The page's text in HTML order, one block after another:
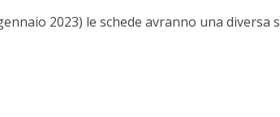
2023) le schede avranno una diversa